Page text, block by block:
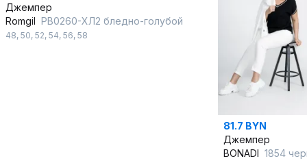
Джемпер
Romgil РВ0260-ХЛ2 бледно-голубой
48, 50, 52, 54, 56, 58
81.7 BYN
Джемпер
BONADI 1854